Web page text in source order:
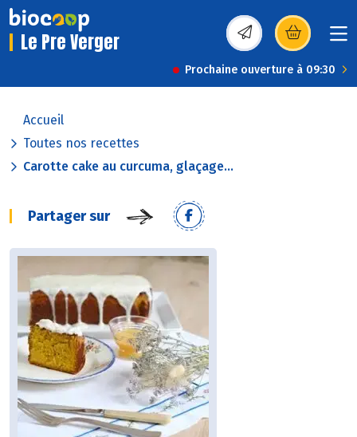
Le Pre Verger (s’ouvre dans une
Prochaine ouverture à 09:30
Accueil
Toutes nos recettes
Carotte cake au curcuma, glaçage...
Partager sur